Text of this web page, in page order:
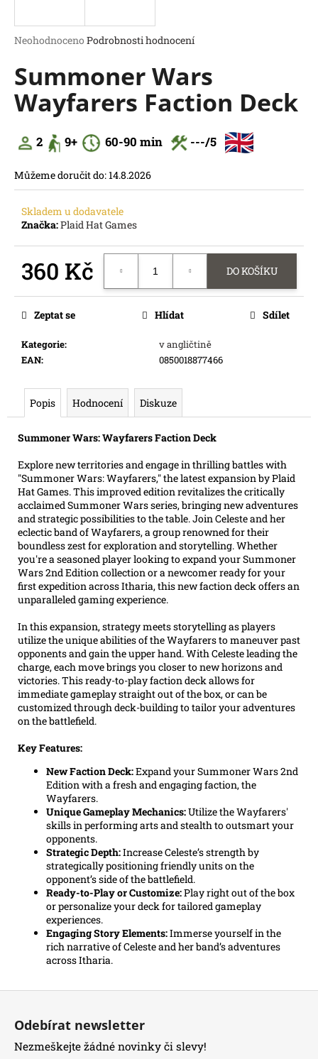
Průměrné
produktu
je
0,0
z
hvězdiček.
Neohodnoceno Podrobnosti hodnocení
Summoner Wars
Wayfarers Faction Deck
2 9+ 60-90 min ---/5
Můžeme doručit do:14.8.2026
Skladem u dodavatele
Značka:Plaid Hat Games
360 Kč DO KOŠÍKU
Kategorie:
v angličtině
EAN: 0850018877466
Zeptat se Hlídat Sdílet
Popis Hodnocení Diskuze
Summoner Wars: Wayfarers Faction Deck
Explore new territories and engage in thrilling battles with
"Summoner Wars: Wayfarers," the latest expansion by Plaid
Hat Games. This improved edition revitalizes the critically
acclaimed Summoner Wars series, bringing new adventures
and strategic possibilities to the table. Join Celeste and her
eclectic band of Wayfarers, a group renowned for their
boundless zest for exploration and storytelling. Whether
you're a seasoned player looking to expand your Summoner
Wars 2nd Edition collection or a newcomer ready for your
first expedition across Itharia, this new faction deck offers an
unparalleled gaming experience.
In this expansion, strategy meets storytelling as players
utilize the unique abilities of the Wayfarers to maneuver past
opponents and gain the upper hand. With Celeste leading the
charge, each move brings you closer to new horizons and
victories. This ready-to-play faction deck allows for
immediate gameplay straight out of the box, or can be
customized through deck-building to tailor your adventures
on the battlefield.
Key Features:
New Faction Deck:Expand your Summoner Wars 2nd
Edition with a fresh and engaging faction, the
Wayfarers.
Unique Gameplay Mechanics:Utilize the Wayfarers'
skills in performing arts and stealth to outsmart your
opponents.
Strategic Depth:Increase Celeste’s strength by
strategically positioning friendly units on the
opponent’s side of the battlefield.
Ready-to-Play or Customize:Play right out of the box
or personalize your deck for tailored gameplay
experiences.
Engaging Story Elements:Immerse yourself in the
rich narrative of Celeste and her band’s adventures
across Itharia.
j
t
?
D
o
p
o
r
u
u
m
e
SWU
06:
OF
-
BOOSTER
99
Kč
Původně:
109
Kč
Z
Odebírat newsletter
Nezmeškejte žádné novinky či slevy!